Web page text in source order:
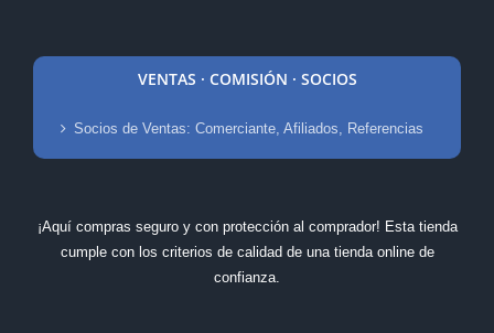
VENTAS · COMISIÓN · SOCIOS
Socios de Ventas: Comerciante, Afiliados, Referencias
¡Aquí compras seguro y con protección al comprador! Esta tienda
cumple con los criterios de calidad de una tienda online de
confianza.